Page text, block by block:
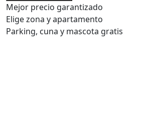
Mejor precio garantizado
Elige zona y apartamento
Parking, cuna y mascota gratis